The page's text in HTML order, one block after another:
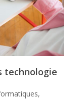
technologie